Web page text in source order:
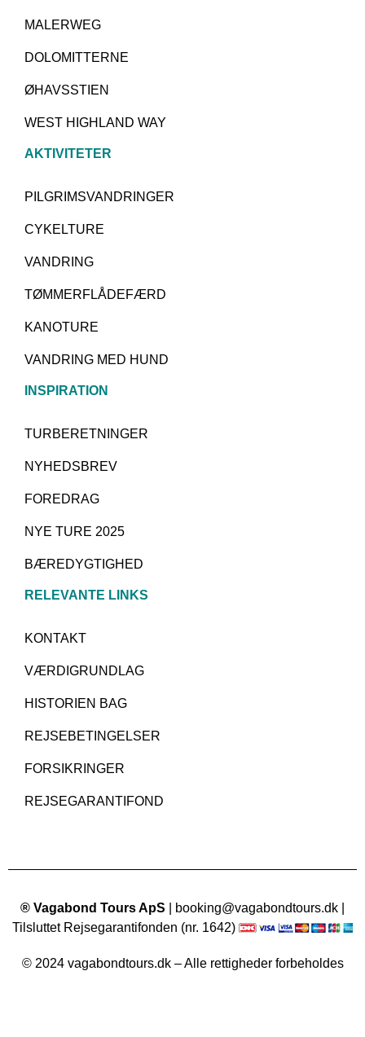
MALERWEG
DOLOMITTERNE
ØHAVSSTIEN
WEST HIGHLAND WAY
AKTIVITETER
PILGRIMSVANDRINGER
CYKELTURE
VANDRING
TØMMERFLÅDEFÆRD
KANOTURE
VANDRING MED HUND
INSPIRATION
TURBERETNINGER
NYHEDSBREV
FOREDRAG
NYE TURE 2025
BÆREDYGTIGHED
RELEVANTE LINKS
KONTAKT
VÆRDIGRUNDLAG
HISTORIEN BAG
REJSEBETINGELSER
FORSIKRINGER
REJSEGARANTIFOND
® Vagabond Tours ApS
| booking@vagabondtours.dk |
Tilsluttet Rejsegarantifonden (nr. 1642)
© 2024 vagabondtours.dk – Alle rettigheder forbeholdes